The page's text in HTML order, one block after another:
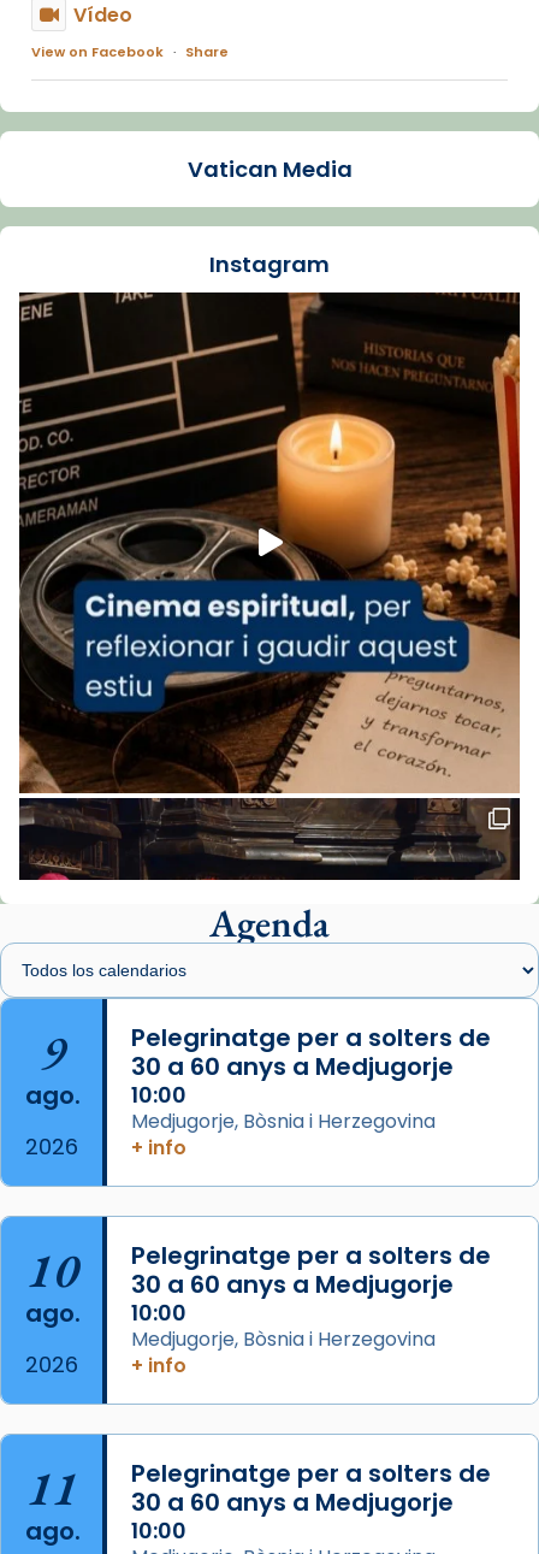
Vídeo
View on Facebook · Share
Arquebisbat de Barcelona
La Carmina va patir depressió. Fa gairebé
dos mesos, a l'Estadi Lluís Companys, la
Recupera l'entrevista comp
Vatican
tican News 👇
www.vaticannews.va/es/iglesia/news/2026-
07/carmina-historia-depresion-papa-viaje-
espana-testimoni...
Foto
View on Facebook · Share
Arquebisbat de Barcelona
2 weeks ago
«Avui les santes Juliana i Semproniana ens
ajuden a alçar la mirada»
Mons. Sergi Gordo, bisbe de Tortosa, ha
presidit aquest 27 de juliol la missa de Les
Santes de Mataró.
🔗tinyurl.com/cvu5jmbk
📸 J. Merino
de Barcelona.
2 weeks ago
Aquest dilluns, 27 de juliol, ha tingut lloc la
missa d’acció de gràcies en agraïment al
comitè organitzador de la visita apostòlica
del Sant Pare Lleó XIV a Barcelona, i als
col·laboradors, a la Catedral de Barcelona.
L’arquebisbe de Barcelona, el cardenal Joan
Josep Omella, ha presidit la missa i l’ha
concelebrat el bisbe auxiliar de Barcelona,
Mons. David Abadías.
📸 Dr. G. Simón
Foto
View on Facebook · Share
Arquebisbat de Barcelona
Vatican Media
Instagram
Agenda
9
ago.
2026
Pelegrinatge per a solters de
30 a 60 anys a Medjugorje
10:00
Medjugorje, Bòsnia i Herzegovina
+ info
10
ago.
2026
Pelegrinatge per a solters de
30 a 60 anys a Medjugorje
10:00
Medjugorje, Bòsnia i Herzegovina
+ info
11
ago.
Pelegrinatge per a solters de
30 a 60 anys a Medjugorje
10:00